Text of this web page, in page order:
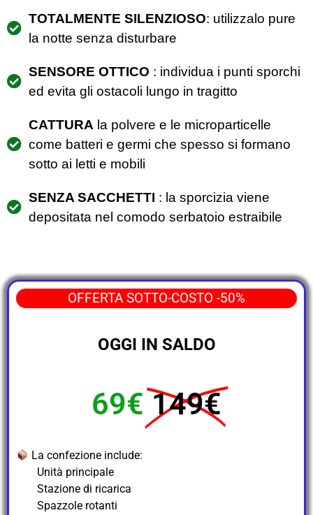
TOTALMENTE SILENZIOSO: utilizzalo pure
la notte senza disturbare
SENSORE OTTICO : individua i punti sporchi
ed evita gli ostacoli lungo in tragitto
CATTURA la polvere e le microparticelle
come batteri e germi che spesso si formano
sotto ai letti e mobili
SENZA SACCHETTI : la sporcizia viene
depositata nel comodo serbatoio estraibile
OFFERTA SOTTO-COSTO -50%
OGGI IN SALDO
69€ 149€
La confezione include:
Unità principale
Stazione di ricarica
Spazzole rotanti